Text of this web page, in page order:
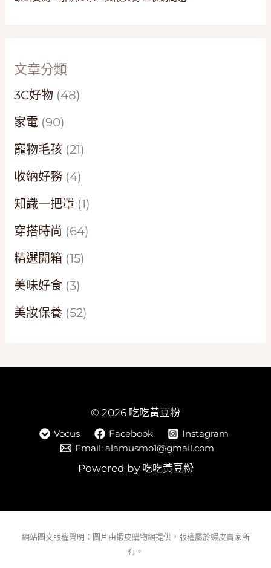
文章分類
3C好物 (48)
家電 (90)
寵物毛孩 (21)
收納好務 (4)
知識一把罩 (1)
穿搭時尚 (64)
精選開箱 (15)
美味好食 (3)
美妝保養 (52)
© 2026 吃吃黃豆粉
Vocus Facebook
Instagram
Email: alamusmo1@gmail.com
Powered by 吃吃黃豆粉
網站圖文版權聲明：圖片由蝦皮購物網提供，版權屬於蝦皮賣家所
有。